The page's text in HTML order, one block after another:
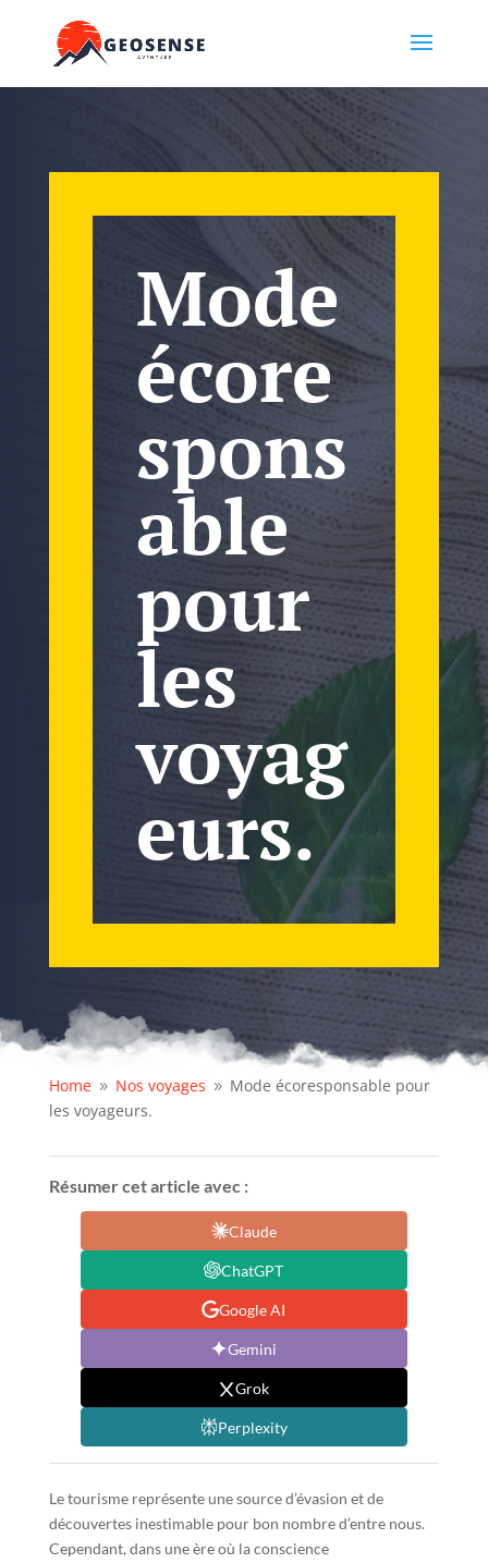
Mode
écore
spons
able
pour
les
voyag
eurs.
Home 9 Nos voyages 9 Mode écoresponsable pour
les voyageurs.
Résumer cet article avec :
Claude
ChatGPT
Google AI
Gemini
Grok
Perplexity
Le tourisme représente une source d’évasion et de
découvertes inestimable pour bon nombre d’entre nous.
Cependant, dans une ère où la conscience